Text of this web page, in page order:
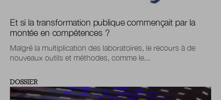
Et si la transformation publique commençait par la
montée en compétences ?
Malgré la multiplication des laboratoires, le recours à de
nouveaux outils et méthodes, comme le...
DOSSIER